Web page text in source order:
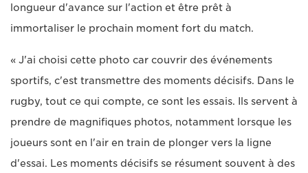
longueur d'avance sur l'action et être prêt à
immortaliser le prochain moment fort du match.
« J'ai choisi cette photo car couvrir des événements
sportifs, c'est transmettre des moments décisifs. Dans le
rugby, tout ce qui compte, ce sont les essais. Ils servent à
prendre de magnifiques photos, notamment lorsque les
joueurs sont en l'air en train de plonger vers la ligne
d'essai. Les moments décisifs se résument souvent à des